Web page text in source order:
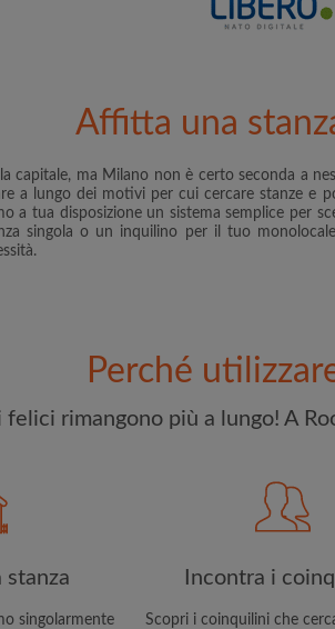
Affitta una
capitale, ma Milano non è certo seconda a
a lungo dei motivi per cui cercare stanze
a tua disposizione un sistema semplice per
singola o un inquilino per il tuo
Perché
felici rimangono più a lungo! A
stanza
singolarmente
Incontra i
Scopri i coinquilini che